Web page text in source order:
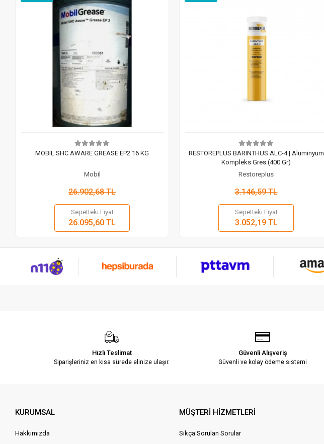
MOBIL SHC AWARE GREASE EP2 16 KG
Mobil
26.902,68 TL
Sepetteki Fiyat
26.095,60 TL
Adet
Sepete Ekle
RESTOREPLUS BARINTHUS ALC-4 | Alüminyum
Kompleks Gres (400 Gr)
Restoreplus
3.146,59 TL
Sepetteki Fiyat
3.052,19 TL
Adet
Sepete Ekle
Hızlı Teslimat
Siparişleriniz en kısa sürede elinize ulaşır.
Güvenli Alışveriş
Güvenli ve kolay ödeme sistemi
KURUMSAL
Hakkımızda
MÜŞTERİ HİZMETLERİ
Sıkça Sorulan Sorular